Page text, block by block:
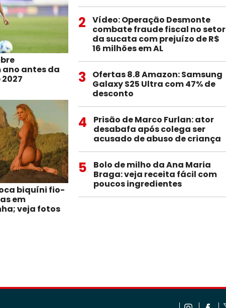
antes da
biquíni fio-
em
veja fotos
2
Vídeo: Operação Desmonte
combate fraude fiscal no setor
da sucata com prejuízo de R$
16 milhões em AL
3
Ofertas 8.8 Amazon: Samsung
Galaxy S25 Ultra com 47% de
desconto
4
Prisão de Marco Furlan: ator
desabafa após colega ser
acusado de abuso de criança
5
Bolo de milho da Ana Maria
Braga: veja receita fácil com
poucos ingredientes